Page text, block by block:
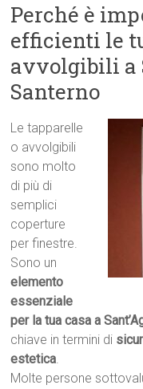
Perché è
efficienti le
avvolgibili a
Santerno
Le tapparelle
o avvolgibili
sono molto
di più di
semplici
coperture
per finestre.
Sono un
elemento
essenziale
per la tua casa a
chiave in termini di
estetica.
Molte persone